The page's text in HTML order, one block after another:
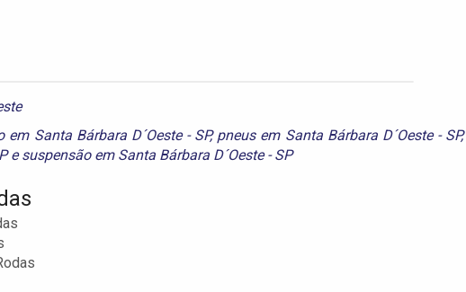
Santa Bárbara D´Oeste - SP, pneus em Santa Bárbara D´Oeste - SP,
esuspensão em Santa Bárbara D´Oeste - SP